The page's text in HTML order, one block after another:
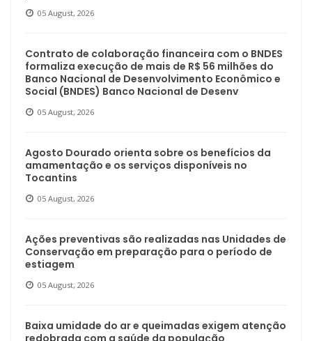
05 August, 2026
Contrato de colaboração financeira com o BNDES
formaliza execução de mais de R$ 56 milhões do
Banco Nacional de Desenvolvimento Econômico e
Social (BNDES) Banco Nacional de Desenv
05 August, 2026
Agosto Dourado orienta sobre os benefícios da
amamentação e os serviços disponíveis no
Tocantins
05 August, 2026
Ações preventivas são realizadas nas Unidades de
Conservação em preparação para o período de
estiagem
05 August, 2026
Baixa umidade do ar e queimadas exigem atenção
redobrada com a saúde da população